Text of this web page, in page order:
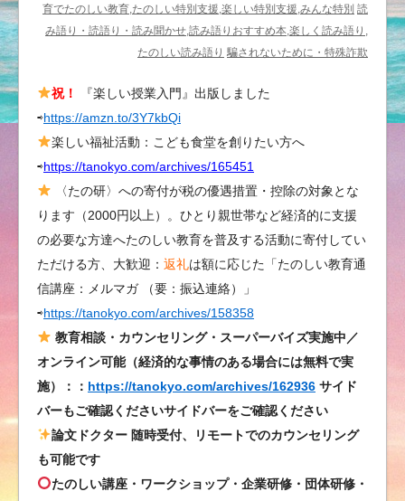
育でたのしい教育,たのしい特別支援,楽しい特別支援,みんな特別 読
み語り・読語り・読み聞かせ,読み語りおすすめ本,楽しく読み語り,
たのしい読み語り 騙されないために・特殊詐欺
祝！
『楽しい授業入門』出版しました
⇨https://amzn.to/3Y7kbQi
楽しい福祉活動：こども食堂を創りたい方へ
⇨https://tanokyo.com/archives/165451
〈たの研〉への寄付が税の優遇措置・控除の対象とな
ります（2000円以上）。ひとり親世帯など経済的に支援
の必要な方達へたのしい教育を普及する活動に寄付してい
ただける方、大歓迎： 返礼は額に応じた「たのしい教育通
信講座：メルマガ （要：振込連絡）」
⇨https://tanokyo.com/archives/158358
教育相談・カウンセリング・スーパーバイズ実施中／
オンライン可能（経済的な事情のある場合には無料で実
施）：： https://tanokyo.com/archives/162936 サイド
バーもご確認くださいサイドバーをご確認ください
論文ドクター 随時受付、リモートでのカウンセリング
も可能です
たのしい講座・ワークショップ・企業研修・団体研修・